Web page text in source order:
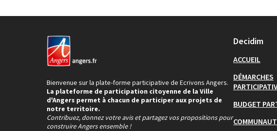
Bienvenue sur la plate-forme participative de Ecrivons Angers.
La plateforme de participation citoyenne de la Ville
d'Angers permet à chacun de participer aux projets de
notre territoire.
Contribuez, donnez votre avis et partagez vos propositions pour
construire Angers ensemble !
Decidim
ACCUEIL
DÉMARCHES
BUDGET